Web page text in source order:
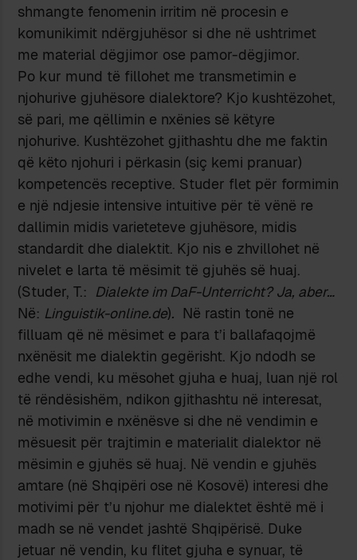
shmangte fenomenin irritim në procesin e
komunikimit ndërgjuhësor si dhe në ushtrimet
me material dëgjimor ose pamor-dëgjimor.
Po kur mund të fillohet me transmetimin e
njohurive gjuhësore dialektore? Kjo kushtëzohet,
së pari, me qëllimin e nxënies së këtyre
njohurive. Kushtëzohet gjithashtu dhe me faktin
që këto njohuri i përkasin (siç kemi pranuar)
kompetencës receptive. Studer flet për formimin
e një ndjesie intensive intuitive për të vënë re
dallimin midis varieteteve gjuhësore, midis
standardit dhe dialektit. Kjo nis e zhvillohet në
nivelet e larta të mësimit të gjuhës së huaj.
(Studer, T.: Dialekte im DaF-Unterricht? Ja, aber…
Në: Linguistik-online.de). Në rastin tonë ne
filluam që në mësimet e para t’i ballafaqojmë
nxënësit me dialektin gegërisht. Kjo ndodh se
edhe vendi, ku mësohet gjuha e huaj, luan një rol
të rëndësishëm, ndikon gjithashtu në interesat,
në motivimin e nxënësve si dhe në vendimin e
mësuesit për trajtimin e materialit dialektor në
mësimin e gjuhës së huaj. Në vendin e gjuhës
amtare (në Shqipëri ose në Kosovë) interesi dhe
motivimi për t’u njohur me dialektet është më i
madh se në vendet jashtë Shqipërisë. Duke
jetuar në vendin, ku flitet gjuha e synuar, të